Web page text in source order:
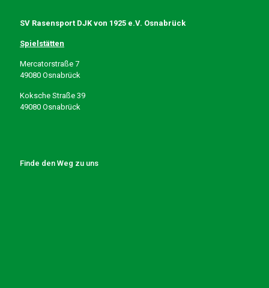
SV Rasensport DJK von 1925 e.V. Osnabrück
Spielstätten
Mercatorstraße 7
49080 Osnabrück
Koksche Straße 39
49080 Osnabrück
Finde den Weg zu uns